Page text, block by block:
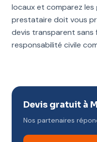
locaux et comparez
prestataire doit vous
devis transparent sans
responsabilité civile
Devis gratuit à
Nos partenaires